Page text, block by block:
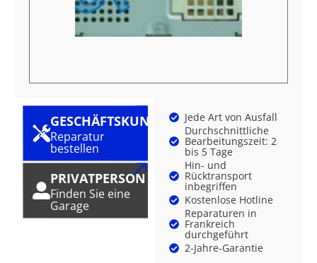
GESCHÄFTSKUNDE
Reparatur
bestellen
PRIVATPERSON
Finden Sie eine
Garage
Jede Art von Ausfall
Durchschnittliche
Bearbeitungszeit: 2
bis 5 Tage
Hin- und
Rücktransport
inbegriffen
Kostenlose Hotline
Reparaturen in
Frankreich
durchgeführt
2-Jahre-Garantie